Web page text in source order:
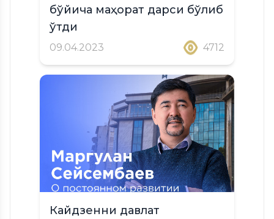
бўйича маҳорат дарси бўлиб
ўтди
09.04.2023 4712
Кайдзенни давлат